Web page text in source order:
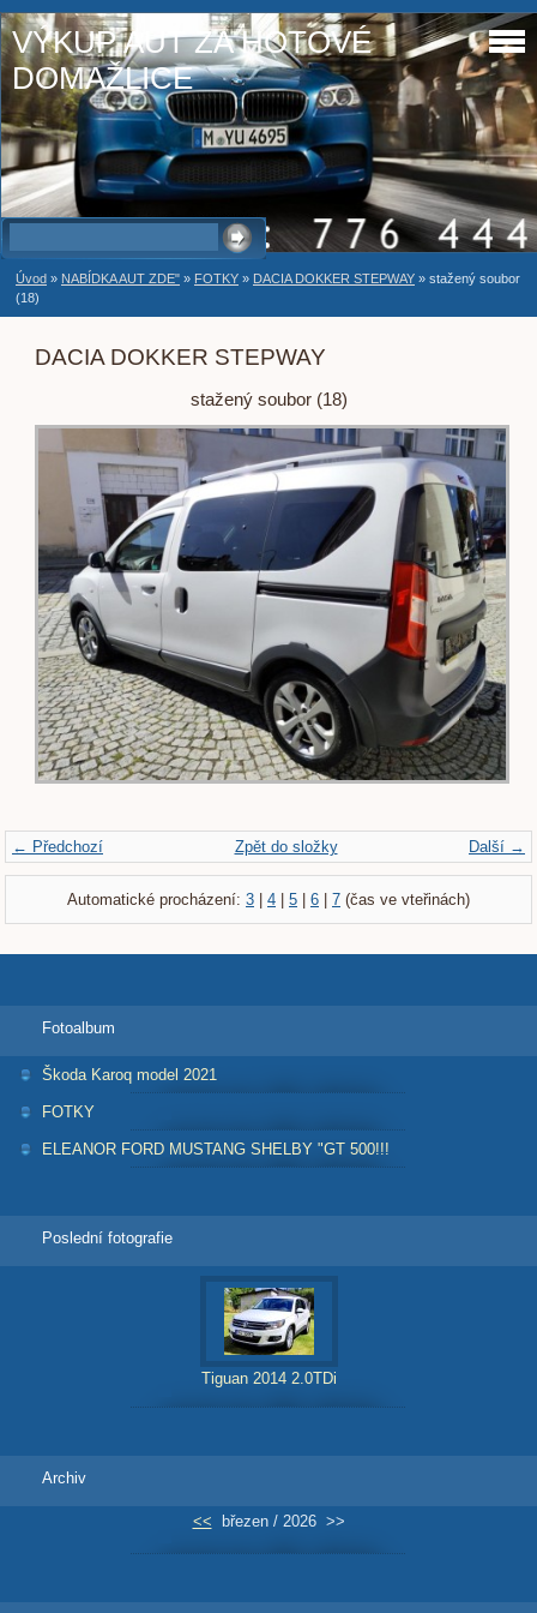
VÝKUP AUT ZA HOTOVÉ
DOMAŽLICE
Úvod » NABÍDKA AUT ZDE" » FOTKY » DACIA DOKKER STEPWAY » stažený soubor
(18)
DACIA DOKKER STEPWAY
stažený soubor (18)
← Předchozí Další →
Zpět do složky
Automatické procházení: 3 | 4 | 5 | 6 | 7 (čas ve vteřinách)
Fotoalbum
Škoda Karoq model 2021
FOTKY
ELEANOR FORD MUSTANG SHELBY "GT 500!!!
Poslední fotografie
Tiguan 2014 2.0TDi
Archiv
<< březen / 2026 >>